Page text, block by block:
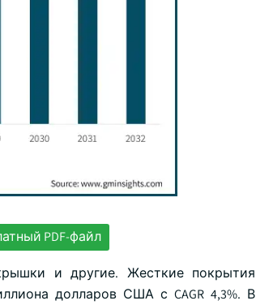
PDF-файл
и другие. Жесткие покрытия
долларов США с CAGR 4,3%. В